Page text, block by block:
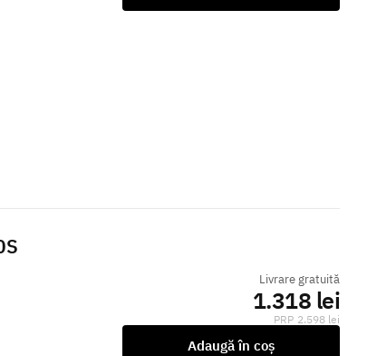
Livrare gratuită
1.318 lei
2.598 lei
Adaugă în coș